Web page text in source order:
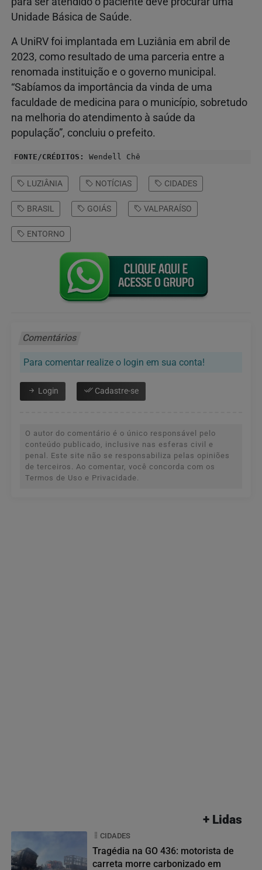
Unidade Básica de Saúde.
A UniRV foi implantada em Luziânia em abril de
2023, como resultado de uma parceria entre a
renomada instituição e o governo municipal.
“Sabíamos da importância da vinda de uma
faculdade de medicina para o município, sobretudo
na melhoria do atendimento à saúde da
população”, concluiu o prefeito.
FONTE/CRÉDITOS: Wendell Chê
LUZIÂNIA NOTÍCIAS CIDADES
BRASIL GOIÁS VALPARAÍSO
ENTORNO
Comentários
Para comentar realize o login em sua conta!
Login Cadastre-se
O autor do comentário é o único responsável pelo
conteúdo publicado, inclusive nas esferas civil e
penal. Este site não se responsabiliza pelas opiniões
de terceiros. Ao comentar, você concorda com os
Termos de Uso e Privacidade.
+ Lidas
CIDADES
Tragédia na GO 436: motorista de
carreta morre carbonizado em